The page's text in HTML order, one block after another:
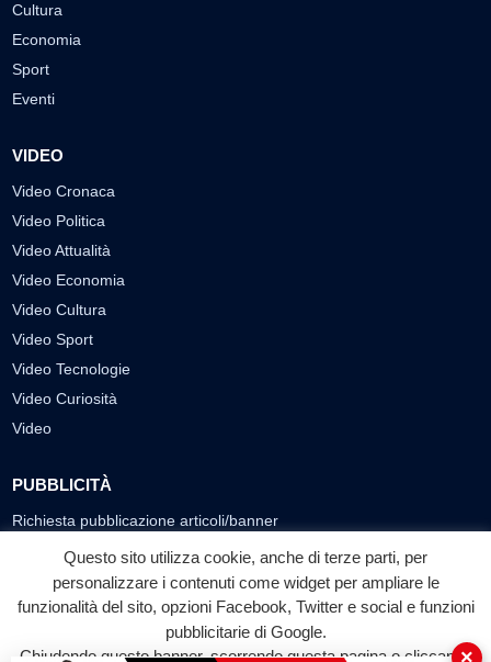
Cultura
Economia
Sport
Eventi
VIDEO
Video Cronaca
Video Politica
Video Attualità
Video Economia
Video Cultura
Video Sport
Video Tecnologie
Video Curiosità
Video
PUBBLICITÀ
Richiesta pubblicazione articoli/banner
SEGUICI SUI SOCIAL
f
Facebook
◎ ▶
YouTube
Questo sito utilizza cookie, anche di terze parti, per
personalizzare i contenuti come widget per ampliare le
funzionalità del sito, opzioni Facebook, Twitter e social e funzioni
pubblicitarie di Google.
Chiudendo questo banner, scorrendo questa pagina o cliccando